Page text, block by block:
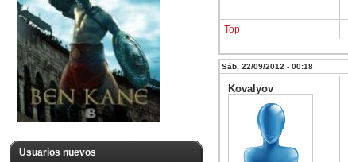
Usuarios nuevos
Top
Sáb, 22/09/2012 - 00:18
Kovalyov